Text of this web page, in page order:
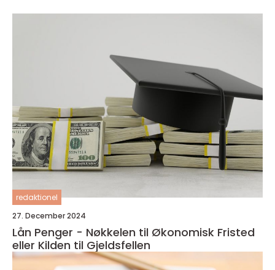
redaktionel
27. December 2024
Lån Penger - Nøkkelen til Økonomisk Fristed
eller Kilden til Gjeldsfellen